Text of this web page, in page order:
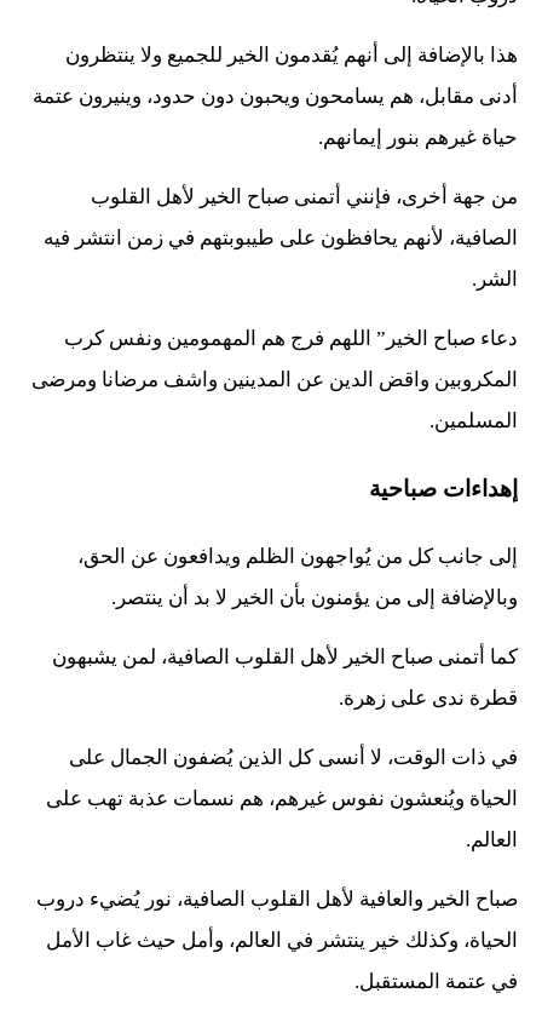
هذا بالإضافة إلى أنهم يُقدمون الخير للجميع ولا ينتظرون
أدنى مقابل، هم يسامحون ويحبون دون حدود، وينيرون عتمة
حياة غيرهم بنور إيمانهم.
من جهة أخرى، فإنني أتمنى صباح الخير لأهل القلوب
الصافية، لأنهم يحافظون على طيبوبتهم في زمن انتشر فيه
الشر.
دعاء صباح الخير” اللهم فرج هم المهمومين ونفس كرب
المكروبين واقض الدين عن المدينين واشف مرضانا ومرضى
المسلمين.
إهداءات صباحية
إلى جانب كل من يُواجهون الظلم ويدافعون عن الحق،
وبالإضافة إلى من يؤمنون بأن الخير لا بد أن ينتصر.
كما أتمنى صباح الخير لأهل القلوب الصافية، لمن يشبهون
قطرة ندى على زهرة.
في ذات الوقت، لا أنسى كل الذين يُضفون الجمال على
الحياة ويُنعشون نفوس غيرهم، هم نسمات عذبة تهب على
العالم.
صباح الخير والعافية لأهل القلوب الصافية، نور يُضيء دروب
الحياة، وكذلك خير ينتشر في العالم، وأمل حيث غاب الأمل
في عتمة المستقبل.